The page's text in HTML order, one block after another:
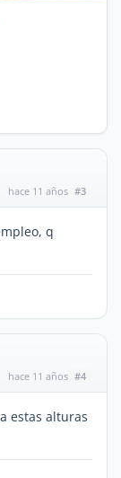
hace 11 años #3
q
hace 11 años #4
estas alturas